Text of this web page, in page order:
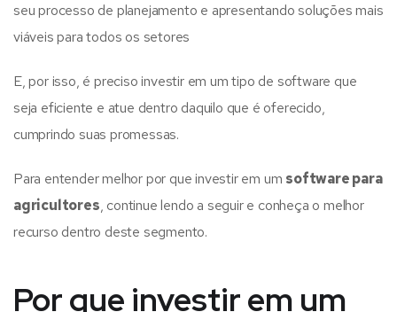
seu processo de planejamento e apresentando soluções mais
viáveis para todos os setores
E, por isso, é preciso investir em um tipo de software que
seja eficiente e atue dentro daquilo que é oferecido,
cumprindo suas promessas.
Para entender melhor por que investir em um software para
agricultores, continue lendo a seguir e conheça o melhor
recurso dentro deste segmento.
Por que investir em um